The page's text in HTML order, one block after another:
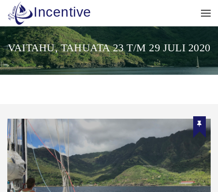
Incentive
VAITAHU, TAHUATA 23 T/M 29 JULI 2020